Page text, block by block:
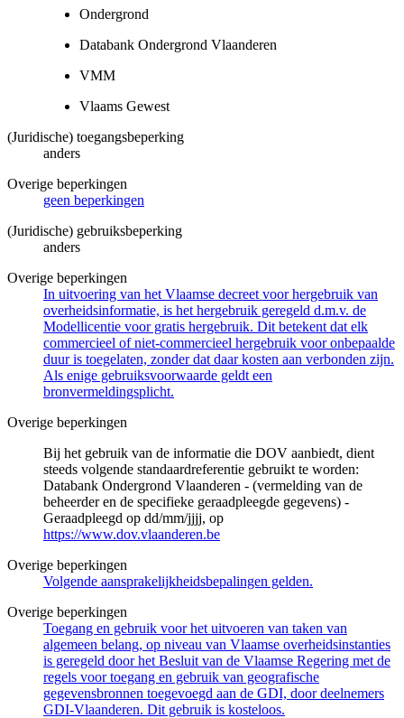
Ondergrond
Databank Ondergrond Vlaanderen
VMM
Vlaams Gewest
(Juridische) toegangsbeperking
anders
Overige beperkingen
geen beperkingen
(Juridische) gebruiksbeperking
anders
Overige beperkingen
In uitvoering van het Vlaamse decreet voor hergebruik van
overheidsinformatie, is het hergebruik geregeld d.m.v. de
Modellicentie voor gratis hergebruik. Dit betekent dat elk
commercieel of niet-commercieel hergebruik voor onbepaalde
duur is toegelaten, zonder dat daar kosten aan verbonden zijn.
Als enige gebruiksvoorwaarde geldt een
bronvermeldingsplicht.
Overige beperkingen
Bij het gebruik van de informatie die DOV aanbiedt, dient
steeds volgende standaardreferentie gebruikt te worden:
Databank Ondergrond Vlaanderen - (vermelding van de
beheerder en de specifieke geraadpleegde gegevens) -
Geraadpleegd op dd/mm/jjjj, op
https://www.dov.vlaanderen.be
Overige beperkingen
Volgende aansprakelijkheidsbepalingen gelden.
Overige beperkingen
Toegang en gebruik voor het uitvoeren van taken van
algemeen belang, op niveau van Vlaamse overheidsinstanties
is geregeld door het Besluit van de Vlaamse Regering met de
regels voor toegang en gebruik van geografische
gegevensbronnen toegevoegd aan de GDI, door deelnemers
GDI-Vlaanderen. Dit gebruik is kosteloos.